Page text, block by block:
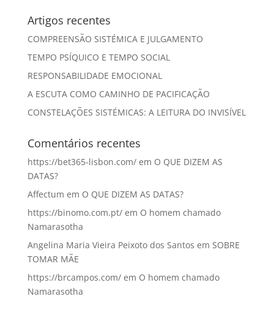
Artigos recentes
COMPREENSÃO SISTÉMICA E JULGAMENTO
TEMPO PSÍQUICO E TEMPO SOCIAL
RESPONSABILIDADE EMOCIONAL
A ESCUTA COMO CAMINHO DE PACIFICAÇÃO
CONSTELAÇÕES SISTÉMICAS: A LEITURA DO INVISÍVEL
Comentários recentes
https://bet365-lisbon.com/em O QUE DIZEM AS
DATAS?
Affectum em O QUE DIZEM AS DATAS?
https://binomo.com.pt/em O homem chamado
Namarasotha
Angelina Maria Vieira Peixoto dos Santos em SOBRE
TOMAR MÃE
https://brcampos.com/em O homem chamado
Namarasotha